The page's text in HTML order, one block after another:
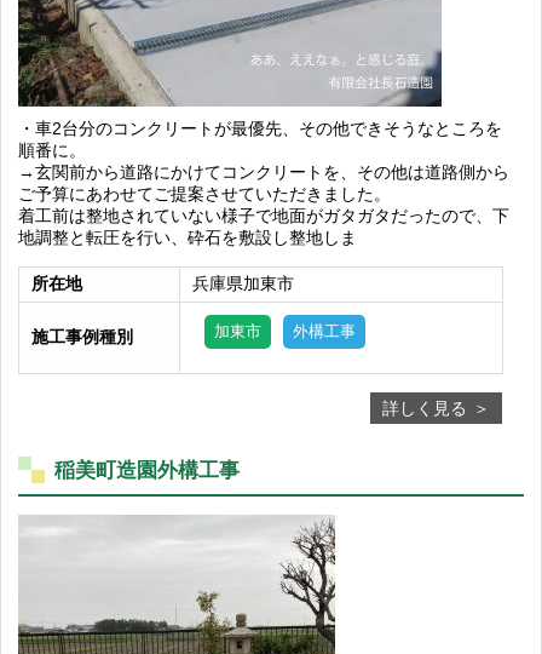
・車2台分のコンクリートが最優先、その他できそうなところを
順番に。
→玄関前から道路にかけてコンクリートを、その他は道路側から
ご予算にあわせてご提案させていただきました。
着工前は整地されていない様子で地面がガタガタだったので、下
地調整と転圧を行い、砕石を敷設し整地しま
所在地 兵庫県加東市
施工事例種別 加東市 外構工事
詳しく見る
稲美町造園外構工事